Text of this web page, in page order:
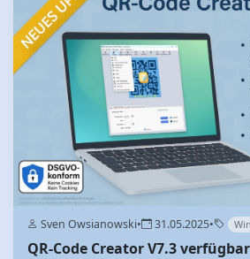
Sven Owsianowski• 31.05.2025•
QR-Code Creator V7.3 verfügbar